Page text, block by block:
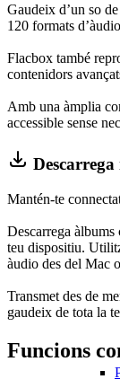
Gaudeix d’un so
120 formats
Flacbox també
contenidors
Amb una àmplia
accessible sense
Mantén-te
Descarrega àlbums
teu dispositiu.
àudio des del Mac
Transmet des de
gaudeix de tota la
Funcions